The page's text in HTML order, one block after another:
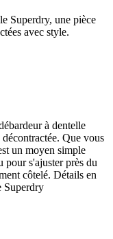
Superdry, une pièce
avec style.
à dentelle
Que vous
un moyen simple
pour s'ajuster près du
côtelé. Détails en
Superdry